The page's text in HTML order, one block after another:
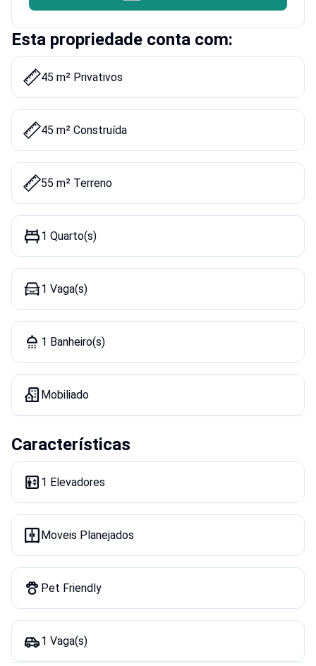
Esta propriedade conta com:
45 m² Privativos
45 m² Construída
55 m² Terreno
1 Quarto(s)
1 Vaga(s)
1 Banheiro(s)
Mobiliado
Características
1 Elevadores
Moveis Planejados
Pet Friendly
1 Vaga(s)